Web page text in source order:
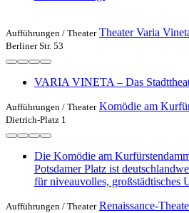
Aufführungen / Theater Theater Varia
Berliner Str. 53
VARIA VINETA – Das
Aufführungen / Theater Komödie am
Dietrich-Platz 1
Die Komödie am
Potsdamer Platz ist
für niveauvolles, großstädtisches
Aufführungen / Theater Renaissance-